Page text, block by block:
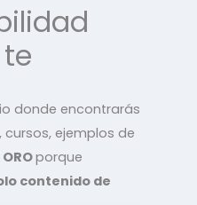
donde encontrarás
ejemplos de
OROporque
contenido de